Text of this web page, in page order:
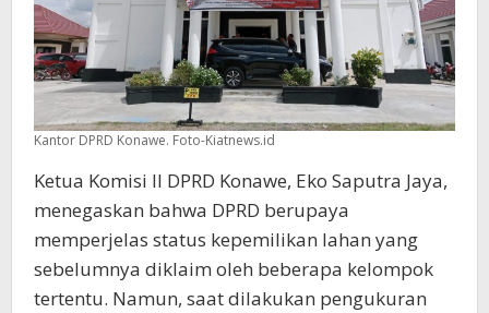
Kantor DPRD Konawe. Foto-Kiatnews.id
Ketua Komisi II DPRD Konawe, Eko Saputra Jaya,
menegaskan bahwa DPRD berupaya
memperjelas status kepemilikan lahan yang
sebelumnya diklaim oleh beberapa kelompok
tertentu. Namun, saat dilakukan pengukuran